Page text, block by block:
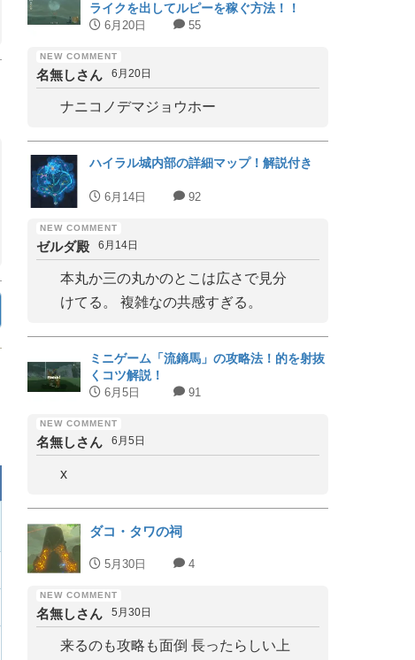
ライクを出してルピーを稼ぐ方法！！
6月20日 55
名無しさん 6月20日
ナニコノデマジョウホー
ハイラル城内部の詳細マップ！解説付き
6月14日 92
ゼルダ殿 6月14日
本丸か三の丸かのとこは広さで見分
けてる。 複雑なの共感すぎる。
ミニゲーム「流鏑馬」の攻略法！的を射抜
くコツ解説！
6月5日 91
名無しさん 6月5日
x
ダコ・タワの祠
5月30日 4
名無しさん 5月30日
来るのも攻略も面倒 長ったらしい上